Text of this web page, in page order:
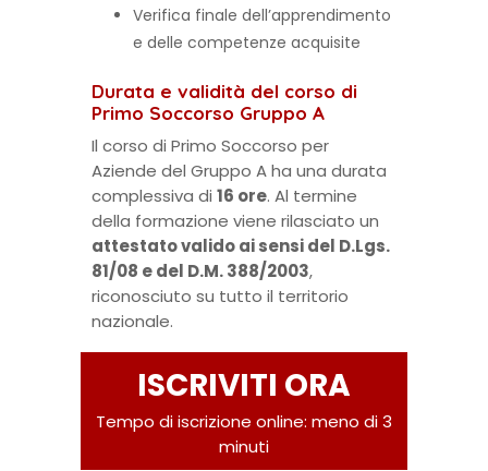
Verifica finale dell’apprendimento
e delle competenze acquisite
Durata e validità del corso di
Primo Soccorso Gruppo A
Il corso di Primo Soccorso per
Aziende del Gruppo A ha una durata
complessiva di 16 ore. Al termine
della formazione viene rilasciato un
attestato valido ai sensi del D.Lgs.
81/08 e del D.M. 388/2003,
riconosciuto su tutto il territorio
nazionale.
ISCRIVITI ORA
Tempo di iscrizione online: meno di 3
minuti